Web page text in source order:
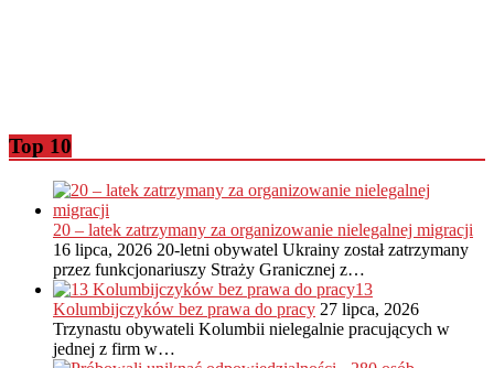
Top 10
20 – latek zatrzymany za organizowanie nielegalnej migracji
16 lipca, 2026 20-letni obywatel Ukrainy został zatrzymany
przez funkcjonariuszy Straży Granicznej z…
13
Kolumbijczyków bez prawa do pracy 27 lipca, 2026
Trzynastu obywateli Kolumbii nielegalnie pracujących w
jednej z firm w…